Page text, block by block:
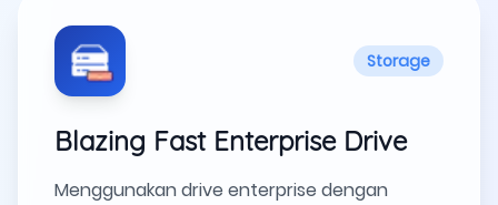
Storage
Blazing Fast Enterprise Drive
Menggunakan drive enterprise dengan